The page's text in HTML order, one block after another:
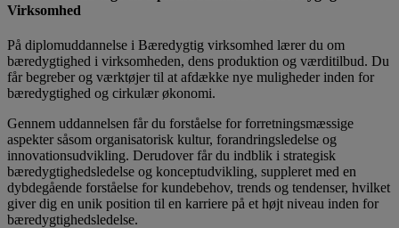
Virksomhed
På diplomuddannelse i Bæredygtig virksomhed lærer du om
bæredygtighed i virksomheden, dens produktion og værditilbud. Du
får begreber og værktøjer til at afdække nye muligheder inden for
bæredygtighed og cirkulær økonomi.
Gennem uddannelsen får du forståelse for forretningsmæssige
aspekter såsom organisatorisk kultur, forandringsledelse og
innovationsudvikling. Derudover får du indblik i strategisk
bæredygtighedsledelse og konceptudvikling, suppleret med en
dybdegående forståelse for kundebehov, trends og tendenser, hvilket
giver dig en unik position til en karriere på et højt niveau inden for
bæredygtighedsledelse.